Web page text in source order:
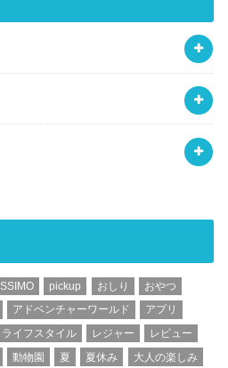
pickup おしり
おやつ
アドベンチャーワールド
アプリ
ライフスタイル レジャー
レビュー
動物園 夏 夏休み 大人の楽しみ